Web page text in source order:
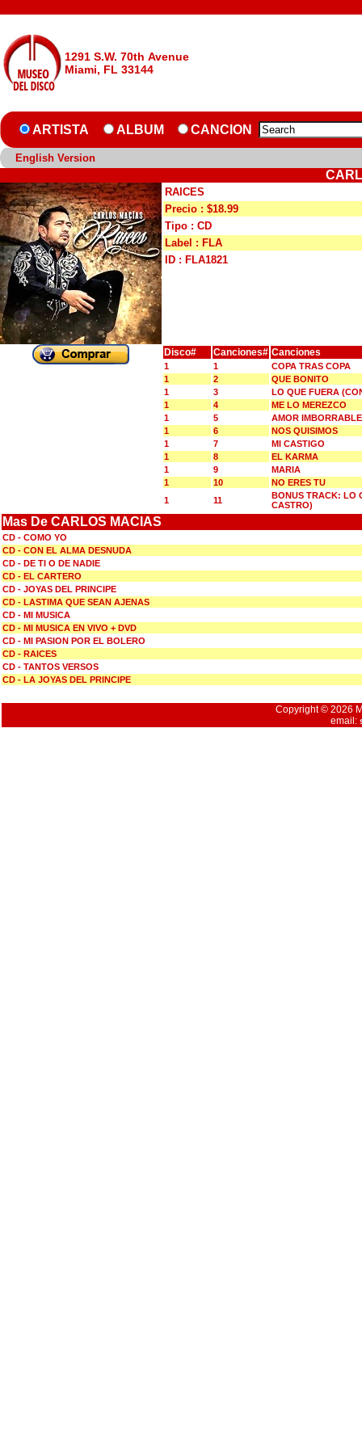
1291 S.W. 70th Avenue
Miami, FL 33144
ARTISTA ALBUM CANCION
English Version
RAICES
Precio : $18.99
Tipo : CD
Label : FLA
ID : FLA1821
Disco# Canciones# Canciones
1 1
COPA TRAS COPA
1
2
QUE BONITO
1
3
LO QUE FUERA
1
4
ME LO MEREZCO
1
5
AMOR IMBORRABLE
1
6
NOS QUISIMOS
1
7
MI CASTIGO
1
8
EL KARMA
1
9
MARIA
1
10
NO ERES TU
1
11
BONUS TRACK: LO
CASTRO)
Mas De CARLOS MACIAS
CD - COMO YO
CD - CON EL ALMA DESNUDA
CD - DE TI O DE NADIE
CD - EL CARTERO
CD - JOYAS DEL PRINCIPE
CD - LASTIMA QUE SEAN AJENAS
CD - MI MUSICA
CD - MI MUSICA EN VIVO + DVD
CD - MI PASION POR EL BOLERO
CD - RAICES
CD - TANTOS VERSOS
CD - LA JOYAS DEL PRINCIPE
Copyright © 2026
email: